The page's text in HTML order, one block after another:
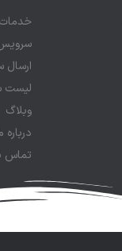
خدمات
لیست
وبلاگ
درباره
تماس